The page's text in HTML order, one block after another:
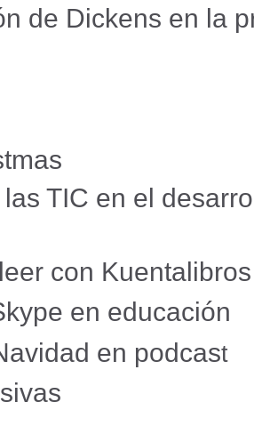
de Dickens en la
las TIC en el
con
en educación
en podcast